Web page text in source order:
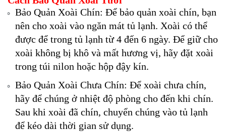
Bảo Quản Xoài Chín: Để bảo quản xoài chín, bạn
nên cho xoài vào ngăn mát tủ lạnh. Xoài có thể
được để trong tủ lạnh từ 4 đến 6 ngày. Để giữ cho
xoài không bị khô và mất hương vị, hãy đặt xoài
trong túi nilon hoặc hộp đậy kín.
Bảo Quản Xoài Chưa Chín: Để xoài chưa chín,
hãy để chúng ở nhiệt độ phòng cho đến khi chín.
Sau khi xoài đã chín, chuyển chúng vào tủ lạnh
để kéo dài thời gian sử dụng.